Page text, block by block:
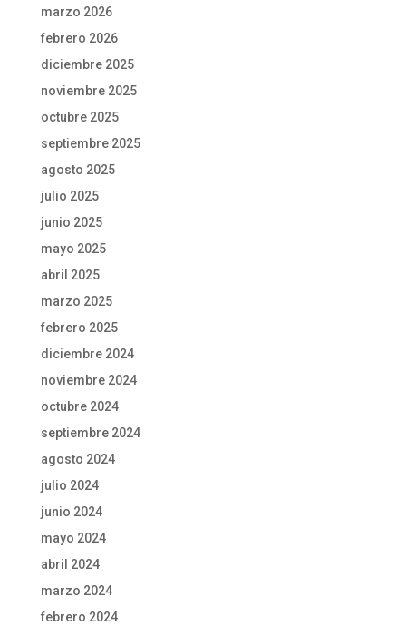
marzo 2026
febrero 2026
diciembre 2025
noviembre 2025
octubre 2025
septiembre 2025
agosto 2025
julio 2025
junio 2025
mayo 2025
abril 2025
marzo 2025
febrero 2025
diciembre 2024
noviembre 2024
octubre 2024
septiembre 2024
agosto 2024
julio 2024
junio 2024
mayo 2024
abril 2024
marzo 2024
febrero 2024